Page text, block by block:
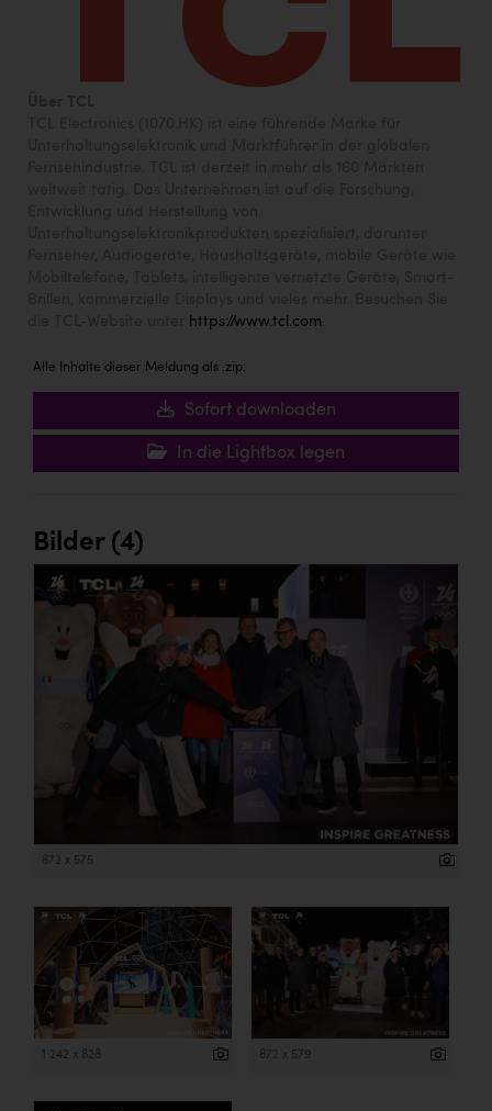
https://www.tcl.com
Alle Inhalte dieser Meldung als .zip:
Sofort downloaden
In die Lightbox legen
Bilder (4)
872 x 575
1 242 x 828 872 x 579